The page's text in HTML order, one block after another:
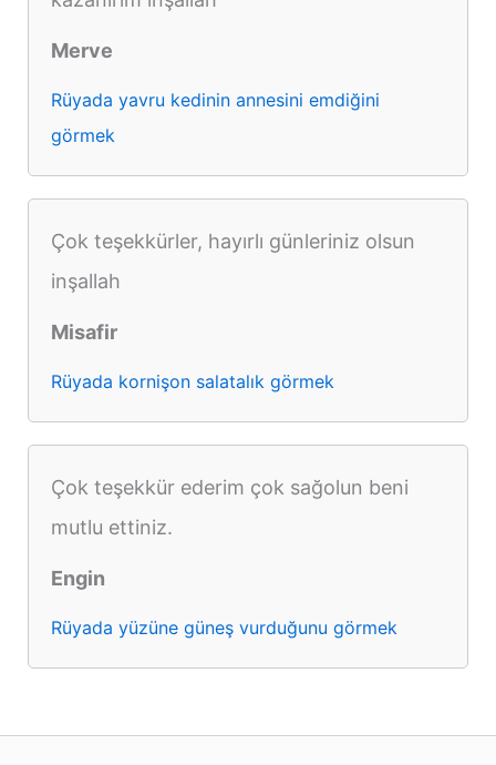
Merve
Rüyada yavru kedinin annesini emdiğini
görmek
Çok teşekkürler, hayırlı günleriniz olsun
inşallah
Misafir
Rüyada kornişon salatalık görmek
Çok teşekkür ederim çok sağolun beni
mutlu ettiniz.
Engin
Rüyada yüzüne güneş vurduğunu görmek